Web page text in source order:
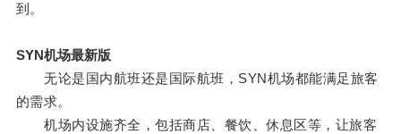
到。
SYN机场最新版
无论是国内航班还是国际航班，SYN机场都能满足旅客
的需求。
机场内设施齐全，包括商店、餐饮、休息区等，让旅客